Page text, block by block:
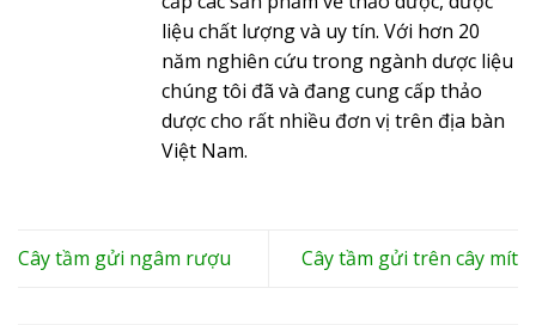
liệu chất lượng và uy tín. Với hơn 20
năm nghiên cứu trong ngành dược liệu
chúng tôi đã và đang cung cấp thảo
dược cho rất nhiều đơn vị trên địa bàn
Việt Nam.
Cây tầm gửi ngâm rượu Cây tầm gửi trên cây mít